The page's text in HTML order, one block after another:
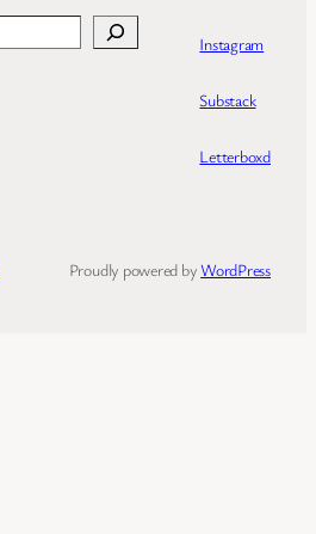
Instagram
Substack
Letterboxd
Proudly powered byWordPress